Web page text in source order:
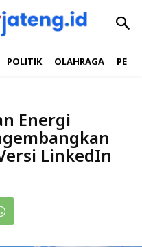
POLITIK OLAHRAGA
Energi
LinkedIn